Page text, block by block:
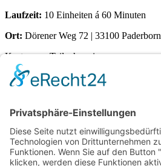
Laufzeit: 10 Einheiten á 60 Minuten
Ort: Dörener Weg 72 | 33100 Paderborn
Kosten pro Teilnehmerin:
155,00
13 vorrätig
Strong
Women*
Menge
Kurs buchen